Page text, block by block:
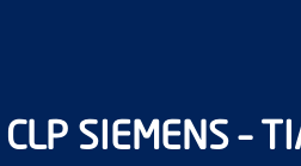
SIEMENS –